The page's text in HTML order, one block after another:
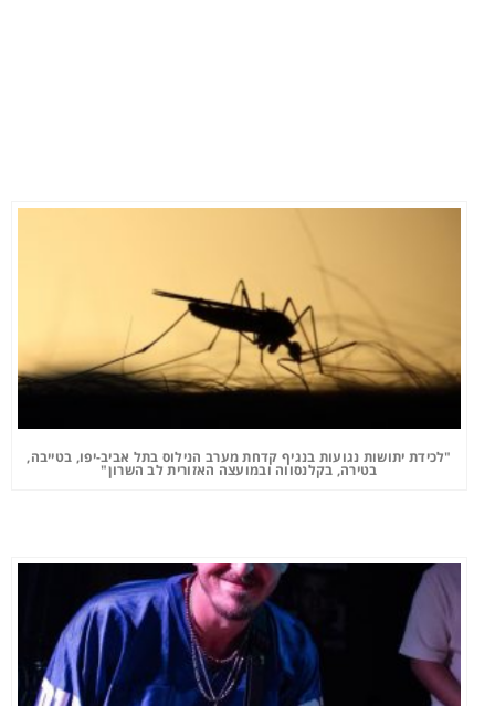
"לכידת יתושות נגועות בנגיף קדחת מערב הנילוס בתל אביב-יפו, בטייבה,
בטירה, בקלנסווה ובמועצה האזורית לב השרון"